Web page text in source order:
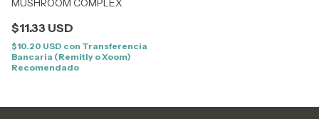
MUSHROOM COMPLEX
$11.33 USD
$10.20 USD con Transferencia
Bancaria (Remitly o Xoom)
Recomendado